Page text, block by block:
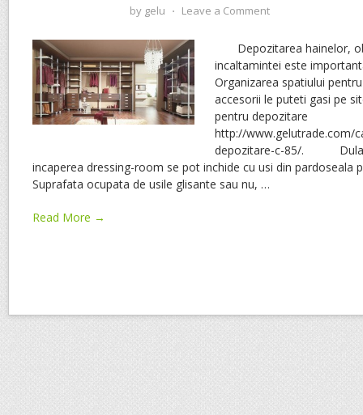
by gelu ⋅ Leave a Comment
Depozitarea hainelor,
incaltamintei este
Organizarea spatiului
accesorii le puteti gasi pe
pentru depozitare
http://www.gelutrade.com/
depozitare-c-85/.
incaperea dressing-room se pot inchide cu usi din
Suprafata ocupata de usile glisante sau nu, …
Read More →